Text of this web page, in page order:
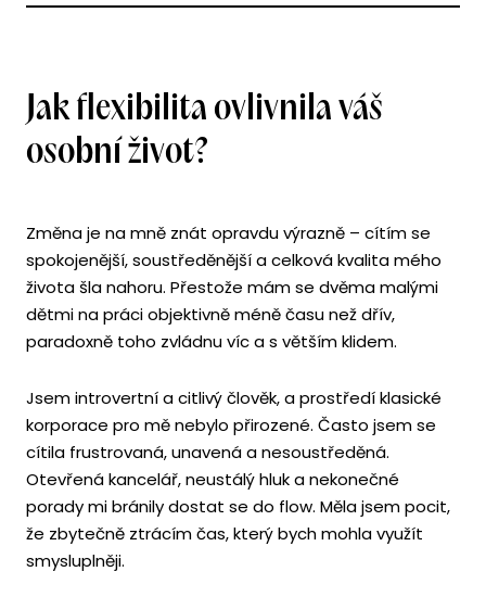
Jak flexibilita ovlivnila váš
osobní život?
Změna je na mně znát opravdu výrazně – cítím se
spokojenější, soustředěnější a celková kvalita mého
života šla nahoru. Přestože mám se dvěma malými
dětmi na práci objektivně méně času než dřív,
paradoxně toho zvládnu víc a s větším klidem.
Jsem introvertní a citlivý člověk, a prostředí klasické
korporace pro mě nebylo přirozené. Často jsem se
cítila frustrovaná, unavená a nesoustředěná.
Otevřená kancelář, neustálý hluk a nekonečné
porady mi bránily dostat se do flow. Měla jsem pocit,
že zbytečně ztrácím čas, který bych mohla využít
smysluplněji.